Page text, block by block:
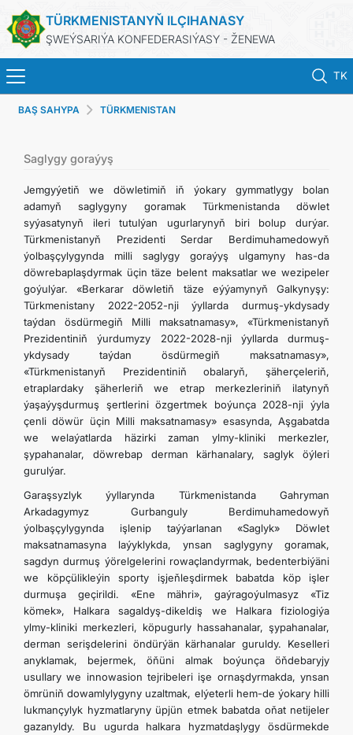
TÜRKMENISTANYŇ ILÇIHANASY
ŞWEÝSARIÝA KONFEDERASIÝASY - ŽENEWA
TK
BAŞ SAHYPA
TÜRKMENISTAN
KONSULLYK HYZMATLARY
DIM
ARAGATNAŞYK
BAŞ SAHYPA TÜRKMENISTAN
Saglygy goraýyş
Jemgyýetiň we döwletimiň iň ýokary gymmatlygy bolan
adamyň saglygyny goramak Türkmenistanda döwlet
syýasatynyň ileri tutulýan ugurlarynyň biri bolup durýar.
Türkmenistanyň Prezidenti Serdar Berdimuhamedowyň
ýolbaşçylygynda milli saglygy goraýyş ulgamyny has-da
döwrebaplaşdyrmak üçin täze belent maksatlar we wezipeler
goýulýar. «Berkarar döwletiň täze eýýamynyň Galkynyşy:
Türkmenistany 2022-2052-nji ýyllarda durmuş-ykdysady
taýdan ösdürmegiň Milli maksatnamasy», «Türkmenistanyň
Prezidentiniň ýurdumyzy 2022-2028-nji ýyllarda durmuş-
ykdysady taýdan ösdürmegiň maksatnamasy»,
«Türkmenistanyň Prezidentiniň obalaryň, şäherçeleriň,
etraplardaky şäherleriň we etrap merkezleriniň ilatynyň
ýaşaýyşdurmuş şertlerini özgertmek boýunça 2028-nji ýyla
çenli döwür üçin Milli maksatnamasy» esasynda, Aşgabatda
we welaýatlarda häzirki zaman ylmy-kliniki merkezler,
şypahanalar, döwrebap derman kärhanalary, saglyk öýleri
gurulýar.
Garaşsyzlyk ýyllarynda Türkmenistanda Gahryman
Arkadagymyz Gurbanguly Berdimuhamedowyň
ýolbaşçylygynda işlenip taýýarlanan «Saglyk» Döwlet
maksatnamasyna laýyklykda, ynsan saglygyny goramak,
sagdyn durmuş ýörelgelerini rowaçlandyrmak, bedenterbiýäni
we köpçülikleýin sporty işjeňleşdirmek babatda köp işler
durmuşa geçirildi. «Ene mähri», gaýragoýulmasyz «Tiz
kömek», Halkara sagaldyş-dikeldiş we Halkara fiziologiýa
ylmy-kliniki merkezleri, köpugurly hassahanalar, şypahanalar,
derman serişdelerini öndürýän kärhanalar guruldy. Keselleri
anyklamak, bejermek, öňüni almak boýunça öňdebaryjy
usullary we innowasion tejribeleri işe ornaşdyrmakda, ynsan
ömrüniň dowamlylygyny uzaltmak, elýeterli hem-de ýokary hilli
lukmançylyk hyzmatlaryny üpjün etmek babatda oňat netijeler
gazanyldy. Bu ugurda halkara hyzmatdaşlygy ösdürmekde